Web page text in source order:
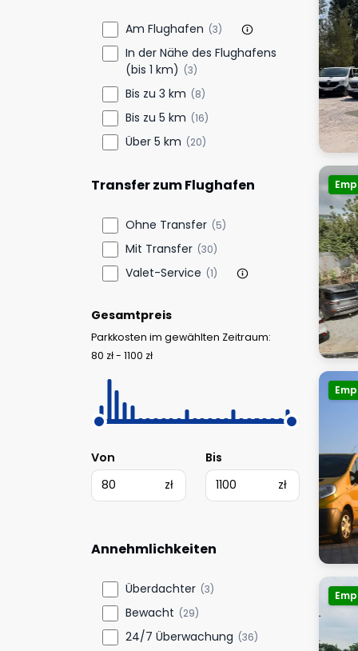
Am Flughafen (3)
In der Nähe des Flughafens
(bis 1 km) (3)
Bis zu 3 km (8)
Bis zu 5 km (16)
Über 5 km (20)
Transfer zum Flughafen
Ohne Transfer (5)
Mit Transfer (30)
Valet-Service (1)
Gesamtpreis
Parkkosten im gewählten Zeitraum:
80 zł - 1100 zł
Von
zł
Bis
zł
Annehmlichkeiten
Überdachter (3)
Bewacht (29)
24/7 Überwachung (36)